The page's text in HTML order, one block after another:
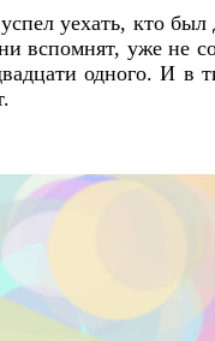
уехать, кто был
вспомнят, уже не
одного. И в